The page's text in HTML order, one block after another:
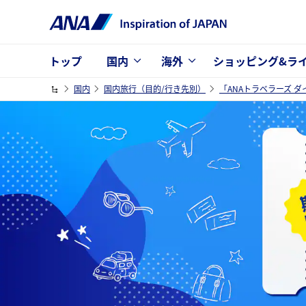
トップ 国内 海外 ショッピング&ラ
国内 国内旅行（目的/行き先別） 「ANAトラベラーズ